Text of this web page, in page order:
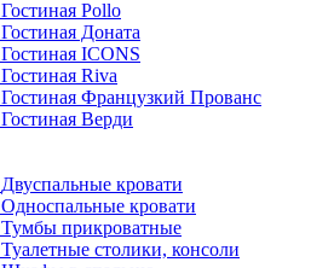
Гостиная Pollo
Гостиная Доната
Гостиная ICONS
Гостиная Riva
Гостиная Французкий Прованс
Гостиная Верди
Двуспальные кровати
Односпальные кровати
Тумбы прикроватные
Туалетные столики, консоли